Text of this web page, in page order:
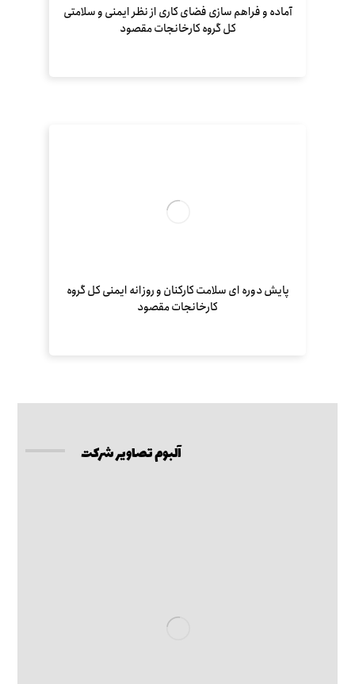
آماده و فراهم سازی فضای کاری از نظر ایمنی و سلامتی
کل گروه کارخانجات مقصود
پایش دوره ای سلامت کارکنان و روزانه ایمنی کل گروه
کارخانجات مقصود
آلبوم تصاویر شرکت